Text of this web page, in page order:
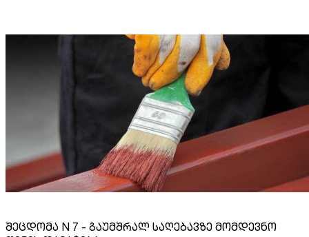
შეცდომა N 7 - გაუმშრალ საღებავზე მომდევნო